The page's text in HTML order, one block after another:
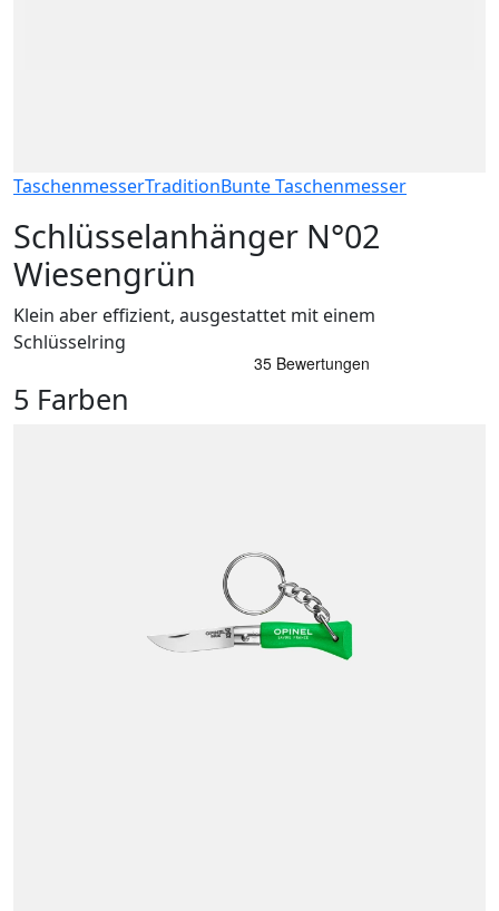
TaschenmesserTraditionBunte Taschenmesser
Schlüsselanhänger N°02
Wiesengrün
Klein aber effizient, ausgestattet mit einem
Schlüsselring
5 Farben